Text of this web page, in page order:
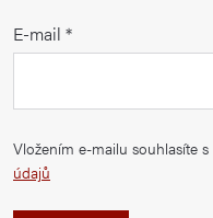
E-mail
Vložením e-mailu souhlasíte s
údajů